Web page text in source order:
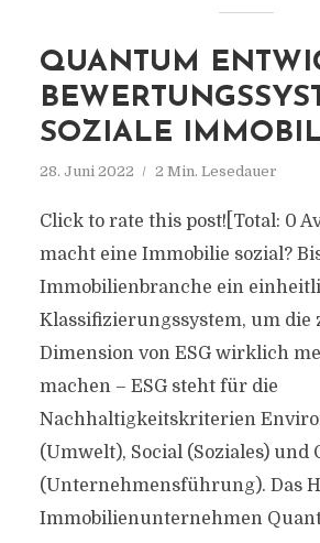
QUANTUM
SOZIALE
28. Juni 2022 2 Min. Lesedauer
Click to rate this post![Total: 0
macht eine Immobilie sozial?
Immobilienbranche ein
Klassifizierungssystem, um die
Dimension von ESG wirklich
machen – ESG steht für die
Nachhaltigkeitskriterien
(Umwelt), Social (Soziales) und
(Unternehmensführung). Das
Immobilienunternehmen